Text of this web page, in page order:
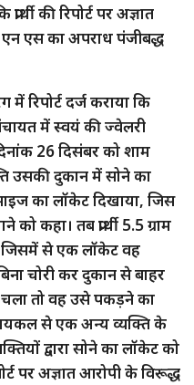
की रिपोर्ट पर अज्ञात
एन एस का अपराध पंजीबद्ध
में रिपोर्ट दर्ज कराया कि
में स्वयं की ज्वेलरी
26 दिसंबर को शाम
उसकी दुकान में सोने का
का लॉकेट दिखाया, जिस
कहा। तब प्रार्थी 5.5 ग्राम
से एक लॉकेट वह
चोरी कर दुकान से बाहर
तो वह उसे पकड़ने का
से एक अन्य व्यक्ति के
द्वारा सोने का लॉकेट को
पर अज्ञात आरोपी के विरूद्ध